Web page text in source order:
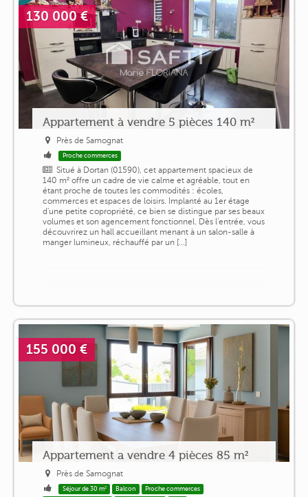
130 000 €
Appartement à vendre 5 pièces 140 m²
Près de Samognat
Proche commerces
Situé à Dortan (01590), cet appartement spacieux de
140 m² offre un cadre de vie calme et agréable, tout en
étant proche de toutes les commodités : écoles,
commerces et espaces de loisirs. Implanté au 1er étage
d'une petite copropriété, ce bien se distingue par ses beaux
volumes et son agencement fonctionnel. Dès l'entrée, vous
découvrirez un hall accueillant menant à un salon-salle à
manger lumineux, réchauffé par un [...]
155 000 €
Appartement a vendre 4 pièces 85 m²
Près de Samognat
Séjour de 30 m² Balcon
Proche commerces